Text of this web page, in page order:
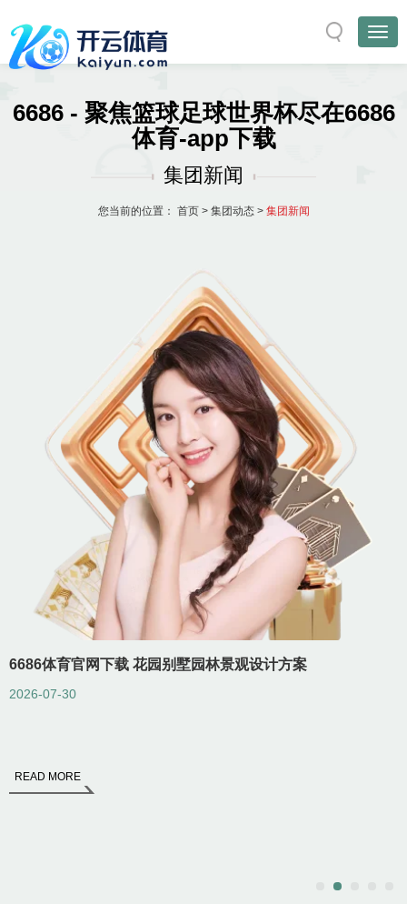
6686 - 聚焦篮球足球世界杯尽在6686
体育-app下载
集团新闻
您当前的位置： 首页> 集团动态> 集团新闻
6686体育官网下载 花园别墅园林景观设计方案
2026-07-30
READ MORE